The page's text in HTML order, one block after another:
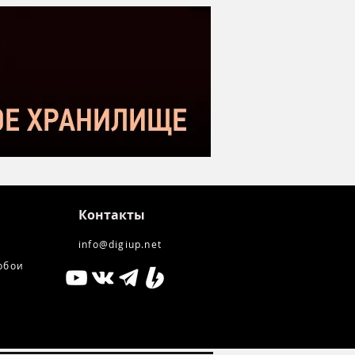
SM-10
Контакты
info@digiup.net